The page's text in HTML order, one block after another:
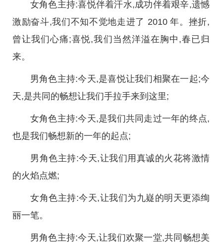
女角色主持:喜悦伴着汗水,成功伴着艰辛,遗憾
激励奋斗,我们不知不觉地走进了 2010 年。挫折,
曾让我们心痛;喜悦,我们当然洋溢在胸中,春已归
来。
男角色主持:今天,是喜悦让我们相聚在一起;今
天,是共同的畅想让我们手拉手来到这里;
女角色主持:今天,是我们共同走过一年的终点,
也是我们畅想新的一年的起点;
男角色主持:今天,让我们用真诚的火花将激情
的火焰点燃;
女角色主持:今天,让我们为九嶷的明天更添绚
丽一笔。
男角色主持:今天,让我们欢聚一堂,共同畅想美